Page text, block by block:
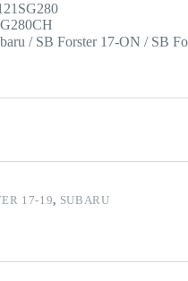
/ SB Forster 17-ON / SB
17-19, SUBARU